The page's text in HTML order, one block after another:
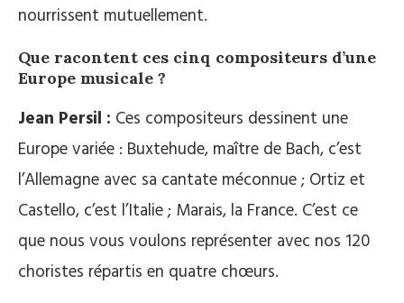
nourrissent mutuellement.
Que racontent ces cinq compositeurs d’une
Europe musicale ?
Jean Persil : Ces compositeurs dessinent une
Europe variée : Buxtehude, maître de Bach, c’est
l’Allemagne avec sa cantate méconnue ; Ortiz et
Castello, c’est l’Italie ; Marais, la France. C’est ce
que nous vous voulons représenter avec nos 120
choristes répartis en quatre chœurs.